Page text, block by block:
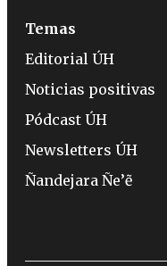
Temas
Editorial ÚH
Noticias positivas
Pódcast ÚH
Newsletters ÚH
Ñandejara Ñe’ẽ